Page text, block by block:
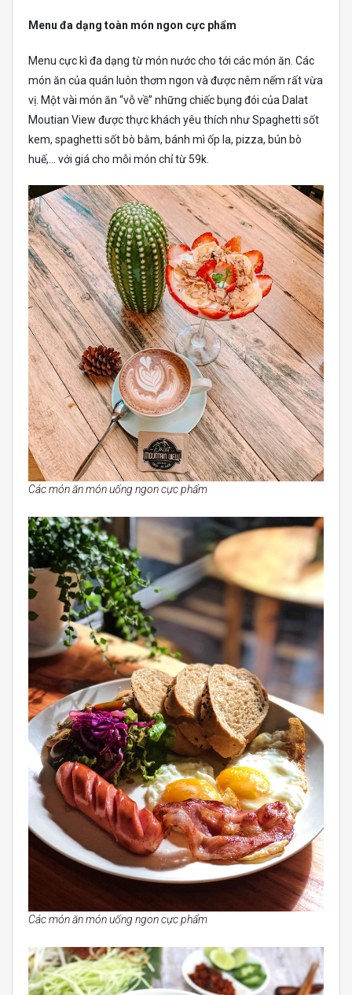
Menu đa dạng toàn món ngon cực phẩm
Menu cực kì đa dạng từ món nước cho tới các món ăn. Các
món ăn của quán luôn thơm ngon và được nêm nếm rất vừa
vị. Một vài món ăn “vỗ về” những chiếc bụng đói của Dalat
Moutian View được thực khách yêu thích như Spaghetti sốt
kem, spaghetti sốt bò bằm, bánh mì ốp la, pizza, bún bò
huế,… với giá cho mỗi món chỉ từ 59k.
Các món ăn món uống ngon cực phẩm
Các món ăn món uống ngon cực phẩm